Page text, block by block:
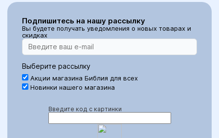
Подпишитесь на нашу рассылку
Вы будете получать уведомления о новых товарах и
скидках
Выберите рассылку
Акции магазина Библия для всех
Новинки нашего магазина
Введите код с картинки